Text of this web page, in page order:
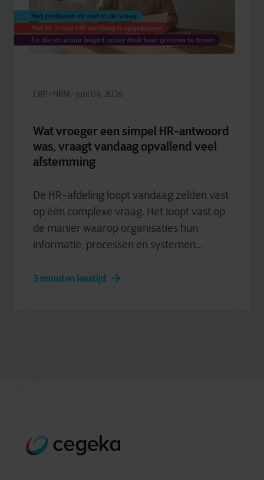
ERP HRM juni 04, 2026
Wat vroeger een simpel HR-antwoord
was, vraagt vandaag opvallend veel
afstemming
De HR-afdeling loopt vandaag zelden vast
op één complexe vraag. Het loopt vast op
de manier waarop organisaties hun
informatie, processen en systemen...
3 minuten leestijd